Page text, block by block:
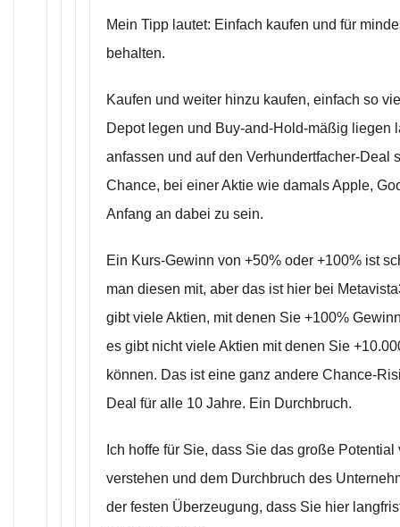
Mein Tipp lautet: Einfach kaufen und für
behalten.
Kaufen und weiter hinzu kaufen, einfach so
Depot legen und Buy-and-Hold-mäßig liegen
anfassen und auf den Verhundertfacher-Deal
Chance, bei einer Aktie wie damals Apple,
Anfang an dabei zu sein.
Ein Kurs-Gewinn von +50% oder +100% ist
man diesen mit, aber das ist hier bei
gibt viele Aktien, mit denen Sie +100%
es gibt nicht viele Aktien mit denen Sie
können. Das ist eine ganz andere Chance-
Deal für alle 10 Jahre. Ein Durchbruch.
Ich hoffe für Sie, dass Sie das große
verstehen und dem Durchbruch des
der festen Überzeugung, dass Sie hier